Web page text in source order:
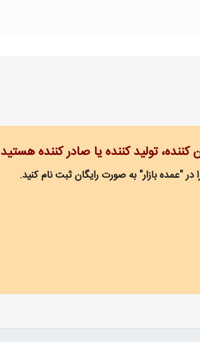
تولید کننده یا صادر کننده هستید
"عمده بازار" به صورت رایگان ثبت نام کنید.